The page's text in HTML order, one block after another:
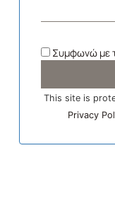
Συμφωνώ με
This site is
Privacy